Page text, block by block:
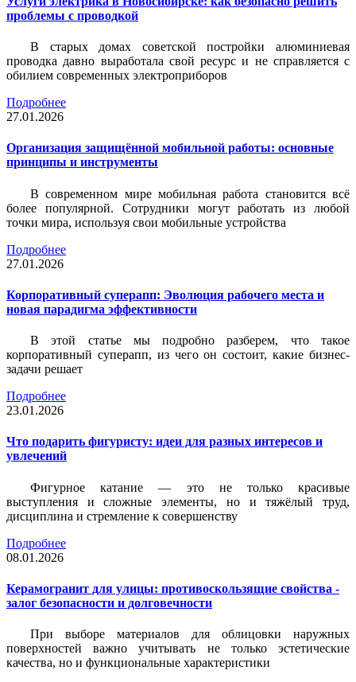
проблемы с проводкой
В старых домах советской постройки алюминиевая
проводка давно выработала свой ресурс и не справляется с
обилием современных электроприборов
Подробнее
27.01.2026
Организация защищённой мобильной работы: основные
принципы и инструменты
В современном мире мобильная работа становится всё
более популярной. Сотрудники могут работать из любой
точки мира, используя свои мобильные устройства
Подробнее
27.01.2026
Корпоративный суперапп: Эволюция рабочего места и
новая парадигма эффективности
В этой статье мы подробно разберем, что такое
корпоративный суперапп, из чего он состоит, какие бизнес-
задачи решает
Подробнее
23.01.2026
Что подарить фигуристу: идеи для разных интересов и
увлечений
Фигурное катание — это не только красивые
выступления и сложные элементы, но и тяжёлый труд,
дисциплина и стремление к совершенству
Подробнее
08.01.2026
Керамогранит для улицы: противоскользящие свойства -
залог безопасности и долговечности
При выборе материалов для облицовки наружных
поверхностей важно учитывать не только эстетические
качества, но и функциональные характеристики